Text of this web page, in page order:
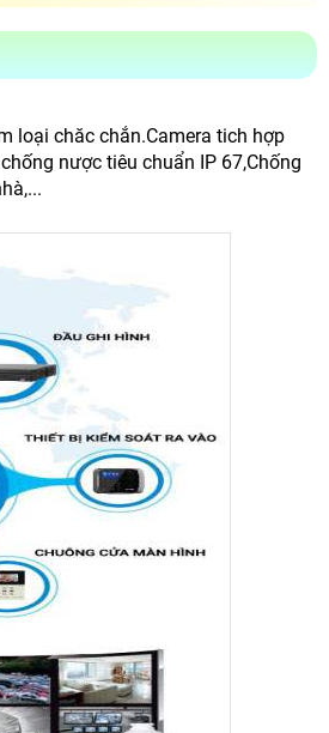
loại chăc chắn.Camera tich hợp
nược tiêu chuẩn IP 67,Chống